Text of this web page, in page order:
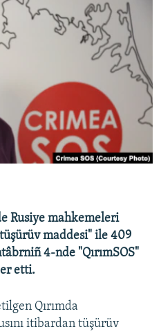
Rusiye mahkemeleri
maddesi" ile 409
4-nde "QırımSOS"
etti.
Qırımda
itibardan tüşürüv